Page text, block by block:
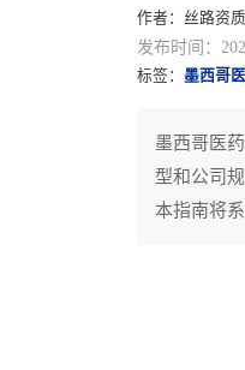
作者：丝路资质
发布时间：
标签： 墨西哥
墨西哥医
型和公司
本指南将